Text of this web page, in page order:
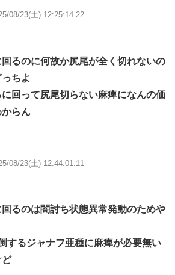
08/23(土) 12:25:14.22
るのに何故か尻尾が全く切れないの
ちよ
回って尻尾切らない麻痺になんの価
らん
08/23(土) 12:44:01.11
るのは闇討ち状態異常発動のためや
するジャナフ亜種に麻痺が必要無い
ど